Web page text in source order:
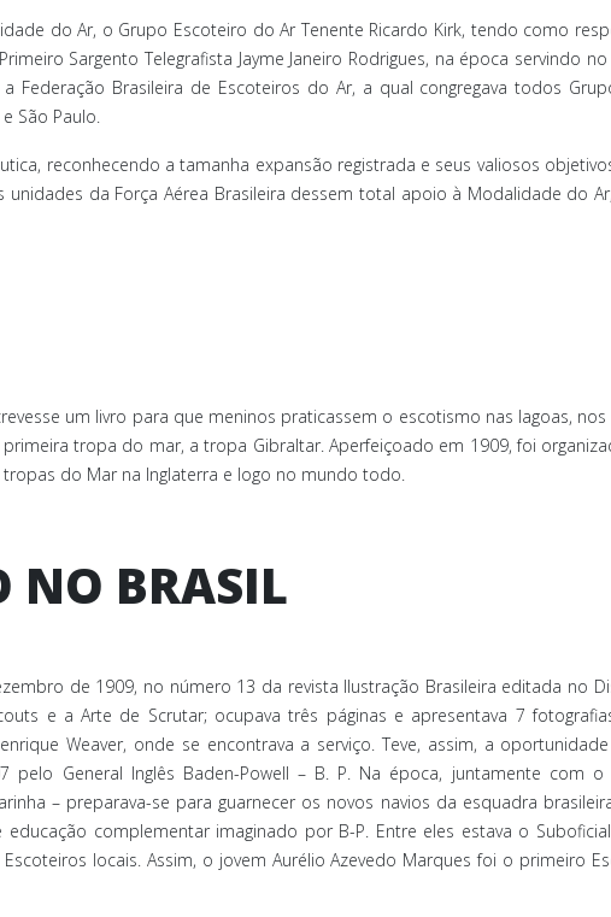
do Ar, o Grupo Escoteiro do Ar Tenente Ricardo Kirk, tendo como
Sargento Telegrafista Jayme Janeiro Rodrigues, na época servindo
Federação Brasileira de Escoteiros do Ar, a qual congregava todos
São Paulo.
reconhecendo a tamanha expansão registrada e seus valiosos
da Força Aérea Brasileira dessem total apoio à Modalidade do
um livro para que meninos praticassem o escotismo nas lagoas,
tropa do mar, a tropa Gibraltar. Aperfeiçoado em 1909, foi
do Mar na Inglaterra e logo no mundo todo.
NO BRASIL
de 1909, no número 13 da revista Ilustração Brasileira editada no
e a Arte de Scrutar; ocupava três páginas e apresentava 7
Weaver, onde se encontrava a serviço. Teve, assim, a
General Inglês Baden-Powell – B. P. Na época, juntamente com o
– preparava-se para guarnecer os novos navios da esquadra
complementar imaginado por B-P. Entre eles estava o
locais. Assim, o jovem Aurélio Azevedo Marques foi o primeiro